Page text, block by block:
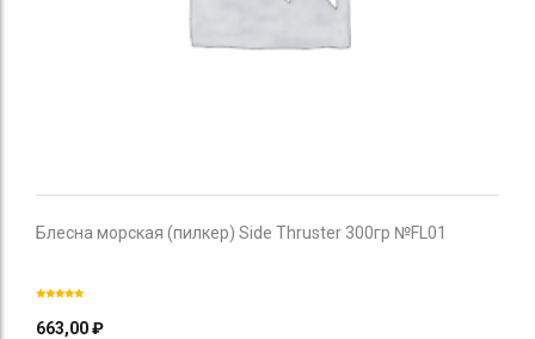
Блесна морская (пилкер) Side Thruster 300гр №FL01
663,00₽